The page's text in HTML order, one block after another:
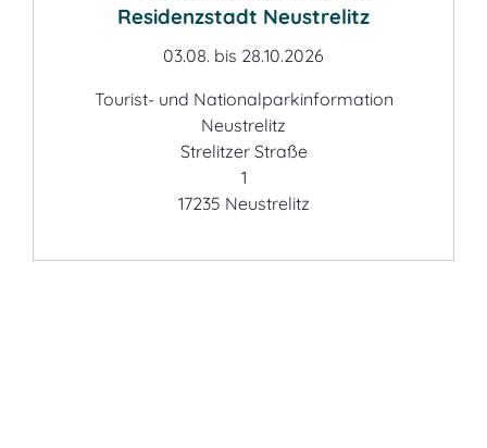
Residenzstadt Neustrelitz
03.08. bis 28.10.2026
Tourist- und Nationalparkinformation
Neustrelitz
Strelitzer Straße
1
17235 Neustrelitz